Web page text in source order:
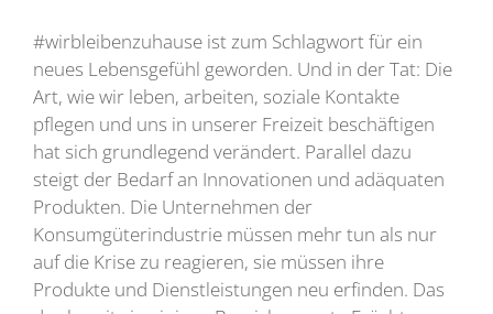
#wirbleibenzuhause ist zum Schlagwort für ein
neues Lebensgefühl geworden. Und in der Tat: Die
Art, wie wir leben, arbeiten, soziale Kontakte
pflegen und uns in unserer Freizeit beschäftigen
hat sich grundlegend verändert. Parallel dazu
steigt der Bedarf an Innovationen und adäquaten
Produkten. Die Unternehmen der
Konsumgüterindustrie müssen mehr tun als nur
auf die Krise zu reagieren, sie müssen ihre
Produkte und Dienstleistungen neu erfinden. Das